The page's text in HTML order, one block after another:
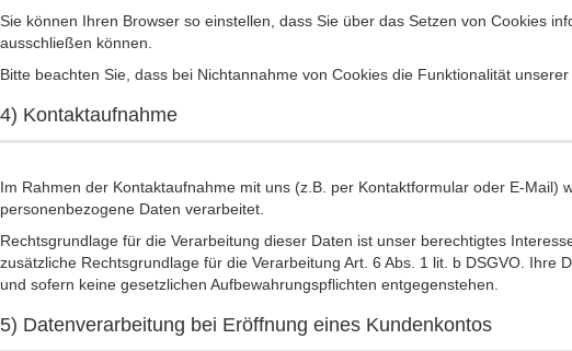
Sie können Ihren Browser so einstellen, dass Sie über das Setzen von Cookies
ausschließen können.
Bitte beachten Sie, dass bei Nichtannahme von Cookies die Funktionalität
4) Kontaktaufnahme
Im Rahmen der Kontaktaufnahme mit uns (z.B. per Kontaktformular oder E-
personenbezogene Daten verarbeitet.
Rechtsgrundlage für die Verarbeitung dieser Daten ist unser berechtigtes
zusätzliche Rechtsgrundlage für die Verarbeitung Art. 6 Abs. 1 lit. b DSGVO.
und sofern keine gesetzlichen Aufbewahrungspflichten entgegenstehen.
5) Datenverarbeitung bei Eröffnung eines Kundenkontos